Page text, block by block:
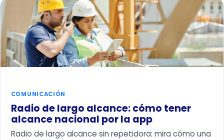
COMUNICACIÓN
Radio de largo alcance: cómo tener
alcance nacional por la app
Radio de largo alcance sin repetidora: mira cómo una